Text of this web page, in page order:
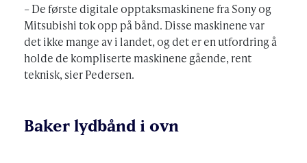
– De første digitale opptaksmaskinene fra Sony og
Mitsubishi tok opp på bånd. Disse maskinene var
det ikke mange av i landet, og det er en utfordring å
holde de kompliserte maskinene gående, rent
teknisk, sier Pedersen.
Baker lydbånd i ovn